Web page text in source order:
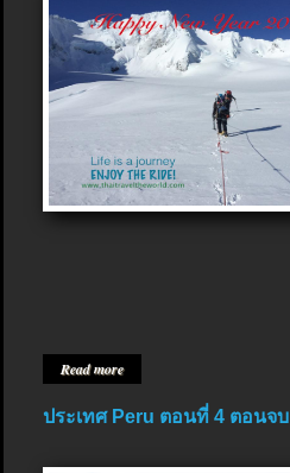
Read more
ประเทศ Peru ตอนที่ 4 ตอนจบ